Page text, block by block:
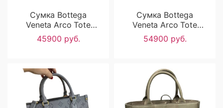
Сумка Bottega
Veneta Arco Tote
RN1084
45900 руб.
Сумка Bottega
Veneta Arco Tote
RN1083
54900 руб.